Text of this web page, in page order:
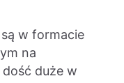
w formacie
na
duże w